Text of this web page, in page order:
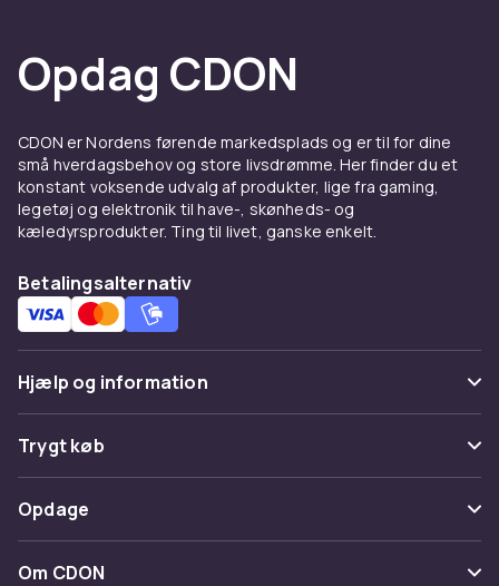
Opdag CDON
CDON er Nordens førende markedsplads og er til for dine
små hverdagsbehov og store livsdrømme. Her finder du et
konstant voksende udvalg af produkter, lige fra gaming,
legetøj og elektronik til have-, skønheds- og
kæledyrsprodukter. Ting til livet, ganske enkelt.
Betalingsalternativ
Hjælp og information
Ofte stillede spørgsmål
Spor pakke
Fortryd & returner her
Kontakt os
Trygt køb
Betaling
Levering
Opdage
Kategorier
Om CDON